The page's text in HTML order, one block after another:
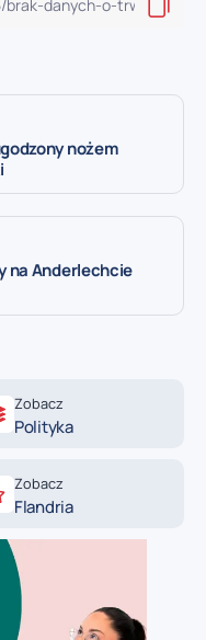
nożem
na Anderlechcie
Zobacz
Polityka
Zobacz
Flandria